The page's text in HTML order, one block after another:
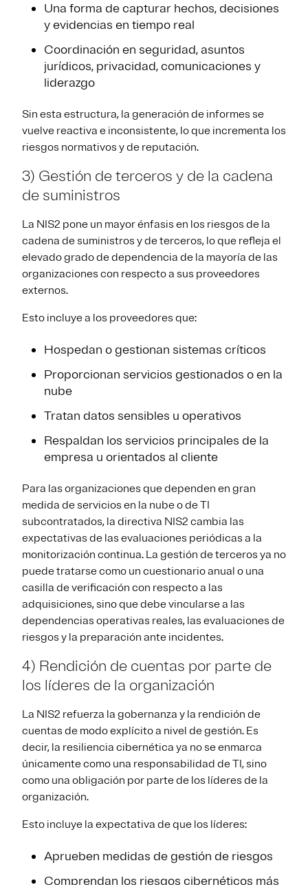
Una forma de capturar hechos, decisiones
y evidencias en tiempo real
Coordinación en seguridad, asuntos
jurídicos, privacidad, comunicaciones y
liderazgo
Sin esta estructura, la generación de informes se
vuelve reactiva e inconsistente, lo que incrementa los
riesgos normativos y de reputación.
3) Gestión de terceros y de la cadena
de suministros
La NIS2 pone un mayor énfasis en los riesgos de la
cadena de suministros y de terceros, lo que refleja el
elevado grado de dependencia de la mayoría de las
organizaciones con respecto a sus proveedores
externos.
Esto incluye a los proveedores que:
Hospedan o gestionan sistemas críticos
Proporcionan servicios gestionados o en la
nube
Tratan datos sensibles u operativos
Respaldan los servicios principales de la
empresa u orientados al cliente
Para las organizaciones que dependen en gran
medida de servicios en la nube o de TI
subcontratados, la directiva NIS2 cambia las
expectativas de las evaluaciones periódicas a la
monitorización continua. La gestión de terceros ya no
puede tratarse como un cuestionario anual o una
casilla de verificación con respecto a las
adquisiciones, sino que debe vincularse a las
dependencias operativas reales, las evaluaciones de
riesgos y la preparación ante incidentes.
4) Rendición de cuentas por parte de
los líderes de la organización
La NIS2 refuerza la gobernanza y la rendición de
cuentas de modo explícito a nivel de gestión. Es
decir, la resiliencia cibernética ya no se enmarca
únicamente como una responsabilidad de TI, sino
como una obligación por parte de los líderes de la
organización.
Esto incluye la expectativa de que los líderes:
Aprueben medidas de gestión de riesgos
Comprendan los riesgos cibernéticos más